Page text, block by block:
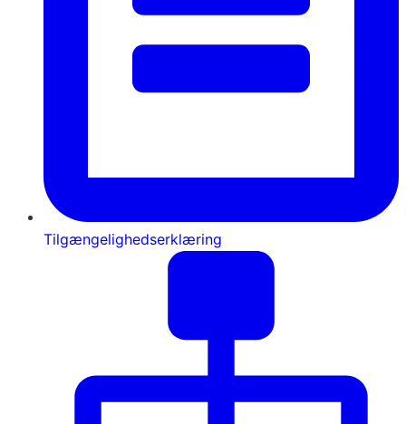
Tilgængelighedserklæring